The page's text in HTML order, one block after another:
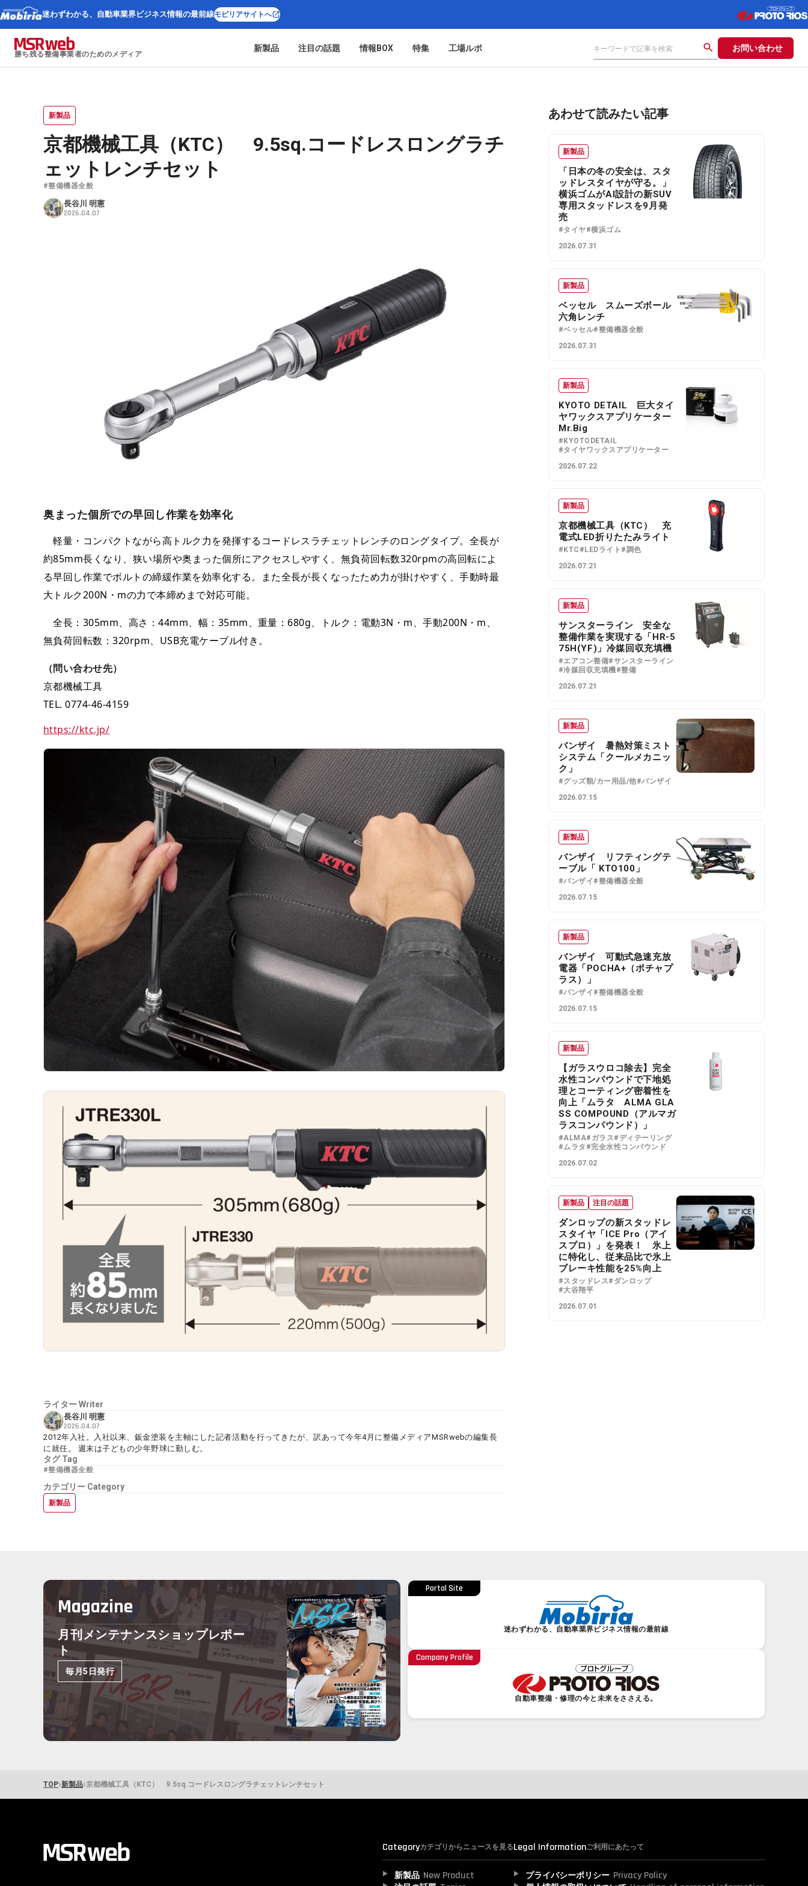
迷わずわかる、 自動車業界ビジネス情報の最前線モビリアサイトへ
勝ち残る整備事業者のためのメディア
新製品 注目の話題 情報BOX 特集 工場ルポ お問い合わせ
新製品
京都機械工具（KTC） 9.5sq.コードレスロングラチ
ェットレンチセット
#整備機器全般
長谷川 明憲
2026.04.07
奥まった個所での早回し作業を効率化
軽量・コンパクトながら高トルク力を発揮するコードレスラチェットレンチのロングタイプ。全長が
約85mm長くなり、狭い場所や奥まった個所にアクセスしやすく、無負荷回転数320rpmの高回転によ
る早回し作業でボルトの締緩作業を効率化する。また全長が長くなったため力が掛けやすく、手動時最
大トルク200N・mの力で本締めまで対応可能。
全長：305mm、高さ：44mm、幅：35mm、重量：680g、トルク：電動3N・m、手動200N・m、
無負荷回転数：320rpm、USB充電ケーブル付き。
（問い合わせ先）
京都機械工具
TEL. 0774-46-4159
https://ktc.jp/
ライターWriter
長谷川 明憲
2026.04.07
2012年入社。入社以来、鈑金塗装を主軸にした記者活動を行ってきたが、訳あって今年4月に整備メディアMSRwebの編集長
に就任。 週末は子どもの少年野球に勤しむ。
タグTag
#整備機器全般
カテゴリー Category
新製品
あわせて読みたい記事
新製品
「日本の冬の安全は、スタ
ッドレスタイヤが守る。」
横浜ゴムがAI設計の新SUV
専用スタッドレスを9月発
売
#タイヤ#横浜ゴム
2026.07.31
新製品
ベッセル スムーズボール
六角レンチ
#ベッセル#整備機器全般
2026.07.31
新製品
KYOTO DETAIL 巨大タイ
ヤワックスアプリケーター
Mr.Big
#KYOTODETAIL
#タイヤワックスアプリケーター
2026.07.22
新製品
京都機械工具（KTC） 充
電式LED折りたたみライト
#KTC #LEDライト #調色
2026.07.21
新製品
サンスターライン 安全な
整備作業を実現する「HR-5
75H(YF)」冷媒回収充填機
#エアコン整備#サンスターライン
#冷媒回収充填機#整備
2026.07.21
新製品
バンザイ 暑熱対策ミスト
システム「クールメカニッ
ク」
#グッズ類/カー用品/他#バンザイ
2026.07.15
新製品
バンザイ リフティングテ
ーブル「 KTO100」
#バンザイ#整備機器全般
2026.07.15
新製品
バンザイ 可動式急速充放
電器「POCHA+（ポチャプ
ラス）」
#バンザイ#整備機器全般
2026.07.15
新製品
【ガラスウロコ除去】完全
水性コンパウンドで下地処
理とコーティング密着性を
向上「ムラタ ALMA GLA
SS COMPOUND（アルマガ
ラスコンパウンド）」
#ALMA#ガラス#ディテーリング
#ムラタ #完全水性コンパウンド
2026.07.02
新製品 注目の話題
ダンロップの新スタッドレ
スタイヤ「ICE Pro（アイ
スプロ）」を発表！ 氷上
に特化し、従来品比で氷上
ブレーキ性能を25%向上
#スタッドレス#ダンロップ
#大谷翔平
2026.07.01
Magazine
月刊メンテナンスショップレポー
ト
毎月5日発行
Portal Site
迷わずわかる、自動車業界ビジネス情報の最前線
Company Profile
自動車整備・修理の今と未来をささえる。
TOP›新製品›京都機械工具（KTC） 9.5sq.コードレスロングラチェットレンチセット
Categoryカテゴリからニュースを見る
新製品 New Product
Legal Informationご利用にあたって
プライバシーポリシー Privacy Policy